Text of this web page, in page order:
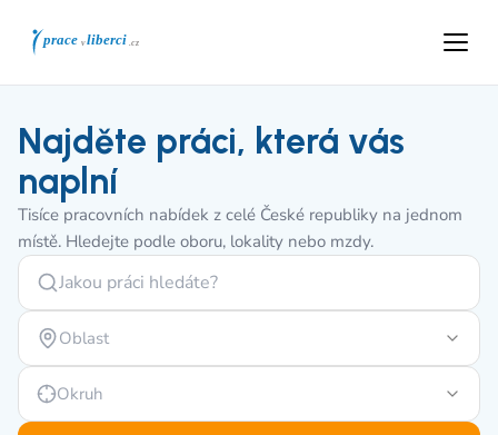
Najděte práci, která vás
naplní
Tisíce pracovních nabídek z celé České republiky na jednom
místě. Hledejte podle oboru, lokality nebo mzdy.
Oblast
Okruh